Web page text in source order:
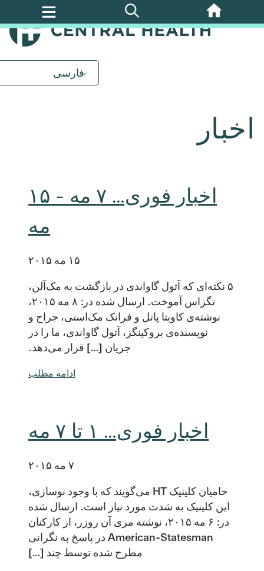
پرش
به
فارسی
اخبار
اخبار فوری… ۷ مه - ۱۵
مه
۱۵ مه ۲۰۱۵
۵ نکته‌ای که آتول گاواندی در بازگشت به مک‌آلن،
تگزاس آموخت. ارسال شده در: ۸ مه ۲۰۱۵،
نوشته‌ی کاویتا پاتل و فرانک مک‌استی، جراح و
نویسنده‌ی بروکینگز، آتول گاواندی، ما را در
جریان […] قرار می‌دهد.
ادامه مطلب
اخبار فوری… ۱ تا ۷ مه
۷ مه ۲۰۱۵
حامیان کلینیک HT می‌گویند که با وجود نوسازی،
این کلینیک به شدت مورد نیاز است. ارسال شده
در: ۶ مه ۲۰۱۵، نوشته مری آن روزر، از کارکنان
American-Statesman در پاسخ به نگرانی
مطرح شده توسط چند […]